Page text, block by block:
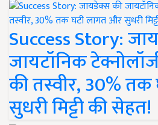
Success Story:
जायटॉनिक
की तस्वीर, 30%
सुधरी मिट्टी की सेहत!